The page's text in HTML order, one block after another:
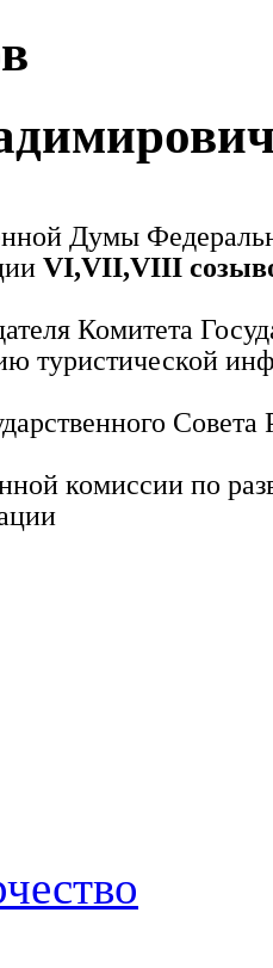
Думы
VI,VII,VIII
Комитета
туристической
комиссии по